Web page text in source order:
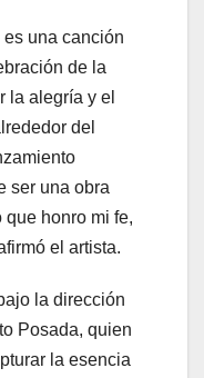
una canción
de la
la alegría y el
del
ser una obra
honro mi fe,
el artista.
la dirección
Posada, quien
la esencia